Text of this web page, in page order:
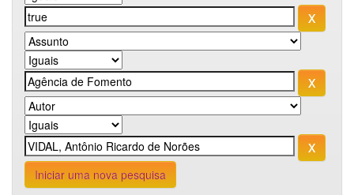
Iniciar uma nova pesquisa